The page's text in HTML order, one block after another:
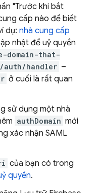
"Trước khi bắt
cấp nào để biết
dụ: nhà cung cấp
nhật để uỷ quyền
domain-that-
auth/handler –
ở cuối là rất quan
sử dụng một nhà
authDomain mới
xác nhận SAML
của bạn có trong
quyền.